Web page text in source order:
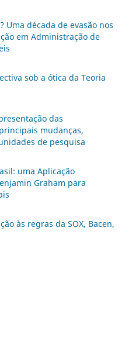
Uma década de evasão nos
em Administração de
sob a ótica da Teoria
das
mudanças,
de pesquisa
uma Aplicação
Graham para
às regras da SOX, Bacen,